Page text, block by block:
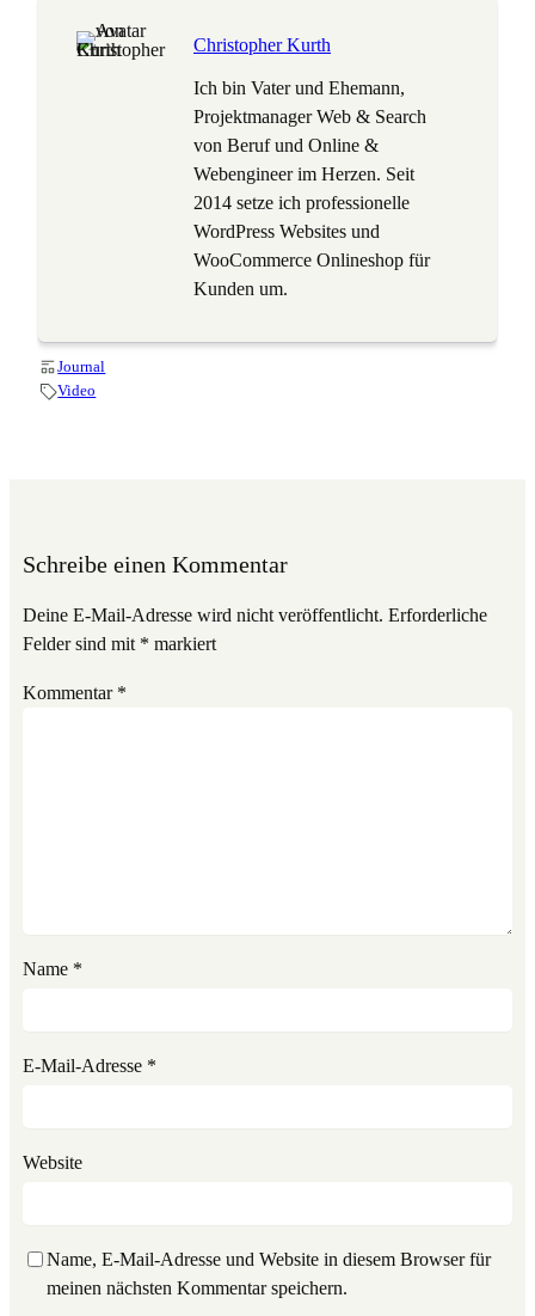
Christopher Kurth
Ich bin Vater und Ehemann,
Projektmanager Web & Search
von Beruf und Online &
Webengineer im Herzen. Seit
2014 setze ich professionelle
WordPress Websites und
WooCommerce Onlineshop für
Kunden um.
Journal
Video
Schreibe einen Kommentar
Deine E-Mail-Adresse wird nicht veröffentlicht. Erforderliche
Felder sind mit * markiert
Kommentar *
Name *
E-Mail-Adresse *
Website
Name, E-Mail-Adresse und Website in diesem Browser für
meinen nächsten Kommentar speichern.